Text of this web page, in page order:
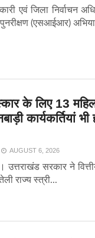
एवं जिला निर्वाचन
(एसआईआर)
के लिए 13
कार्यकर्तियां भी
AUGUST 6, 2026
सरकार ने
राज्य स्त्री...